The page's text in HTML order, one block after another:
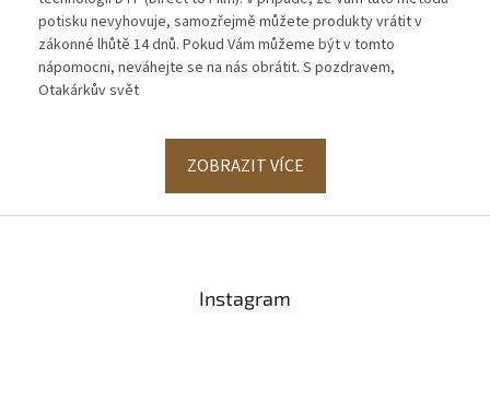
potisku nevyhovuje, samozřejmě můžete produkty vrátit v
zákonné lhůtě 14 dnů. Pokud Vám můžeme být v tomto
nápomocni, neváhejte se na nás obrátit. S pozdravem,
Otakárkův svět
ZOBRAZIT VÍCE
Instagram